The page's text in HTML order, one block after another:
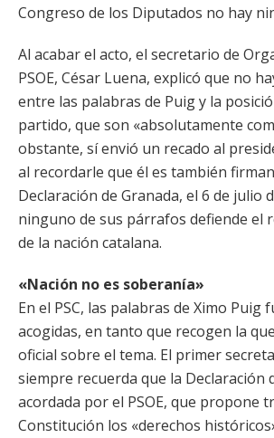
Congreso de los Diputados no hay
Al acabar el acto, el secretario de
PSOE, César Luena, explicó que no
entre las palabras de Puig y la
partido, que son «absolutamente
obstante, sí envió un recado al
al recordarle que él es también
Declaración de Granada, el 6 de julio
ninguno de sus párrafos defiende el
de la nación catalana.
«Nación no es soberanía»
En el PSC, las palabras de Ximo Puig
acogidas, en tanto que recogen la
oficial sobre el tema. El primer
siempre recuerda que la Declaración
acordada por el PSOE, que propone
Constitución los «derechos